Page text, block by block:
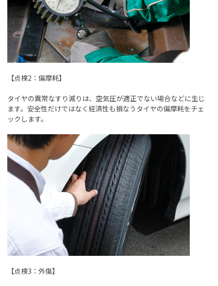
【点検2 ：偏摩耗】
タイヤの異常なすり減りは、空気圧が適正でない場合などに生じ
ます。安全性だけではなく経済性も損なうタイヤの偏摩耗をチェ
ックします。
【点検3 ：外傷】